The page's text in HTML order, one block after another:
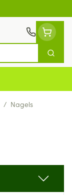
Zoek
/ Nagels